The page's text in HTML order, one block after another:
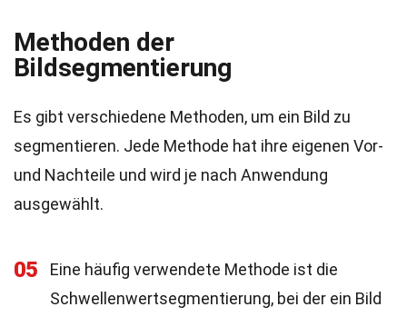
Methoden der
Bildsegmentierung
Es gibt verschiedene Methoden, um ein Bild zu
segmentieren. Jede Methode hat ihre eigenen Vor-
und Nachteile und wird je nach Anwendung
ausgewählt.
05
Eine häufig verwendete Methode ist die
Schwellenwertsegmentierung, bei der ein Bild